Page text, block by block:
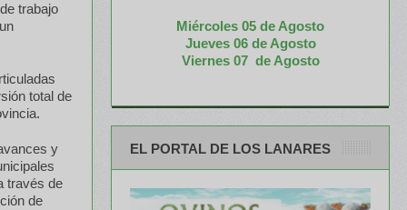
trabajo
total de
y
través de
de
Miércoles 05 de Agosto
Jueves 06 de Agosto
Viernes 07 de Agosto
EL PORTAL DE LOS LANARES